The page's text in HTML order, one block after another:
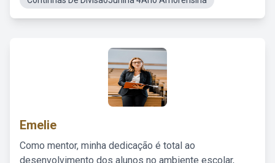
Emelie
Como mentor, minha dedicação é total ao
desenvolvimento dos alunos no ambiente escolar,